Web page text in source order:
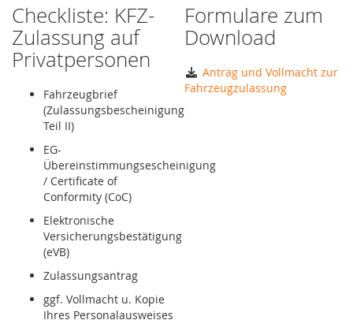
Checkliste: KFZ-
Zulassung auf
Privatpersonen
Fahrzeugbrief
(Zulassungsbescheinigung
Teil II)
EG-
Übereinstimmungsescheinigung
/ Certificate of
Conformity (CoC)
Elektronische
Versicherungsbestätigung
(eVB)
Zulassungsantrag
ggf. Vollmacht u. Kopie
Ihres Personalausweises
Formulare zum
Download
Antrag und Vollmacht zur
Fahrzeugzulassung